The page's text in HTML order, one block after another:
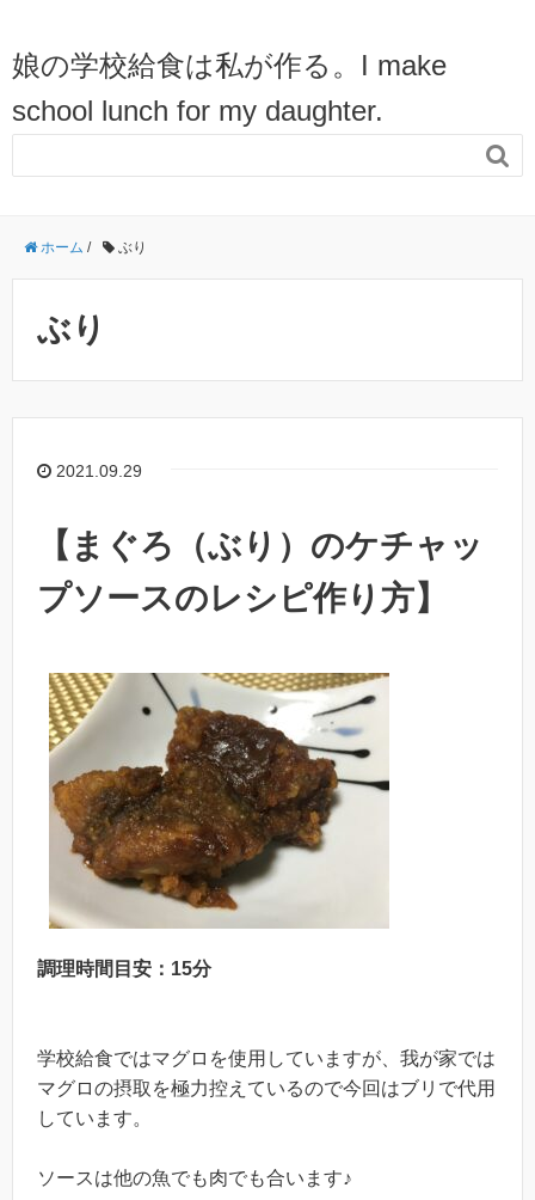
娘の学校給食は私が作る。I make
school lunch for my daughter.

ホーム / ぶり
ぶり
2021.09.29
【まぐろ（ぶり）のケチャッ
プソースのレシピ作り方】
調理時間目安：15分
学校給食ではマグロを使用していますが、我が家では
マグロの摂取を極力控えているので今回はブリで代用
しています。
ソースは他の魚でも肉でも合います♪